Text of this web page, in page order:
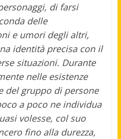
di farsi
delle
e umori degli altri,
identità precisa con il
situazioni. Durante
nelle esistenze
del gruppo di persone
a poco ne individua
volesse, col suo
fino alla durezza,